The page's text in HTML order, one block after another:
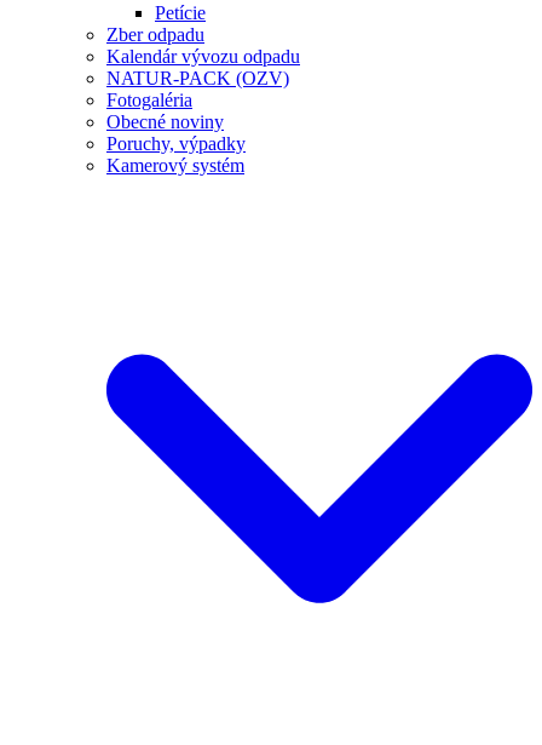
Petície
Zber odpadu
Kalendár vývozu odpadu
NATUR-PACK (OZV)
Fotogaléria
Obecné noviny
Poruchy, výpadky
Kamerový systém